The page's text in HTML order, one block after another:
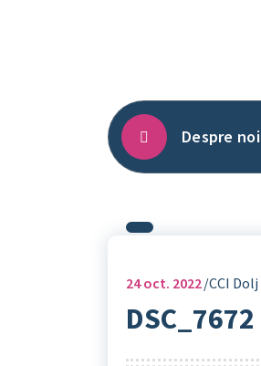
Despre noi
24oct. 2022 CCI Dolj
DSC_7672